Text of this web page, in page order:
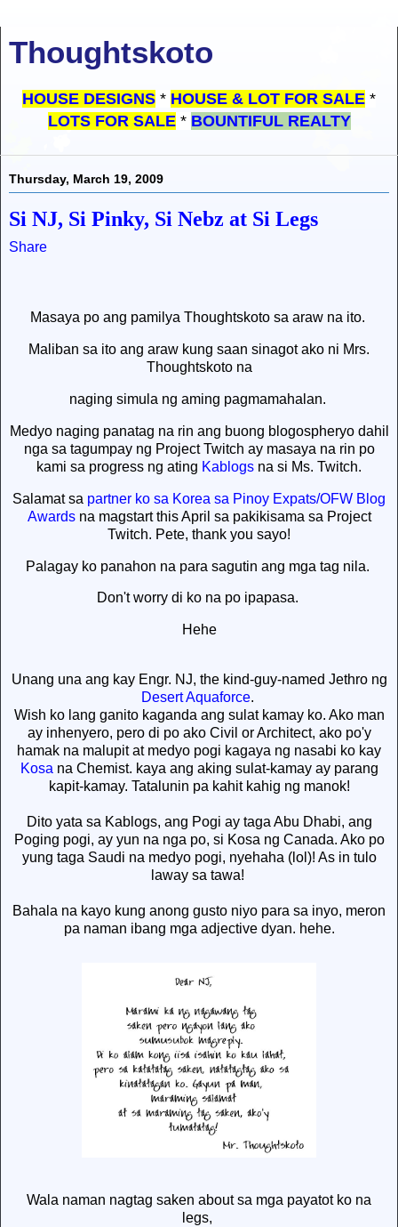
Thoughtskoto
HOUSE DESIGNS * HOUSE & LOT FOR SALE *
LOTS FOR SALE * BOUNTIFUL REALTY
Thursday, March 19, 2009
Si NJ, Si Pinky, Si Nebz at Si Legs
Share
Masaya po ang pamilya Thoughtskoto sa araw na ito.
Maliban sa ito ang araw kung saan sinagot ako ni Mrs.
Thoughtskoto na
naging simula ng aming pagmamahalan.
Medyo naging panatag na rin ang buong blogospheryo dahil
nga sa tagumpay ng Project Twitch ay masaya na rin po
kami sa progress ng ating Kablogs na si Ms. Twitch.
Salamat sa partner ko sa Korea sa Pinoy Expats/OFW Blog
Awardsna magstart this April sa pakikisama sa Project
Twitch. Pete, thank you sayo!
Palagay ko panahon na para sagutin ang mga tag nila.
Don't worry di ko na po ipapasa.
Hehe
Unang una ang kay Engr. NJ, the kind-guy-named Jethro ng
Desert Aquaforce.
Wish ko lang ganito kaganda ang sulat kamay ko. Ako man
ay inhenyero, pero di po ako Civil or Architect, ako po'y
hamak na malupit at medyo pogi kagaya ng nasabi ko kay
Kosa na Chemist. kaya ang aking sulat-kamay ay parang
kapit-kamay. Tatalunin pa kahit kahig ng manok!
Dito yata sa Kablogs, ang Pogi ay taga Abu Dhabi, ang
Poging pogi, ay yun na nga po, si Kosa ng Canada. Ako po
yung taga Saudi na medyo pogi, nyehaha (lol)! As in tulo
laway sa tawa!
Bahala na kayo kung anong gusto niyo para sa inyo, meron
pa naman ibang mga adjective dyan. hehe.
Wala naman nagtag saken about sa mga payatot ko na
legs,